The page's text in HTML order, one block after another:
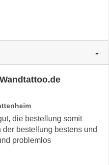
die bestellung somit
bestellung bestens und
problemlos